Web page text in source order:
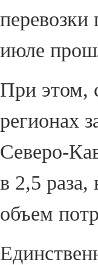
июле
При этом,
регионах
Северо-
в 2,5
объем